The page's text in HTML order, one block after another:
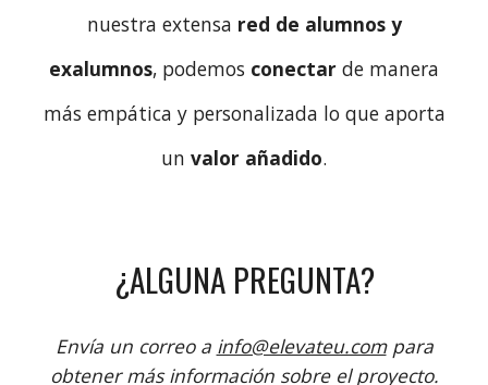
nuestra extensa red de alumnos y
exalumnos, podemos conectar de manera
más empática y personalizada lo que aporta
un valor añadido.
¿ALGUNA PREGUNTA?
Envía un correo a info@elevateu.compara
obtener más información sobre el proyecto.